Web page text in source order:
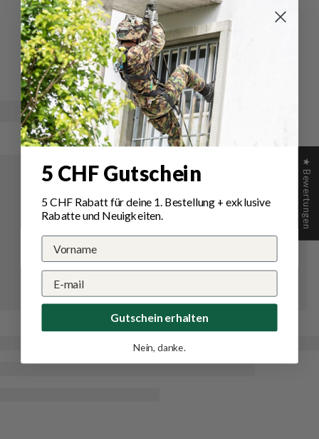
Schreiben Sie die erste Bewertung
Schreibe
eine
Bewertung
Eine
Frage
stellen
★ Bewertungen
5 CHF Gutschein
5 CHF Rabatt für deine 1. Bestellung+ exklusive
Rabatte und Neuigkeiten.
Gutschein erhalten
Nein, danke.